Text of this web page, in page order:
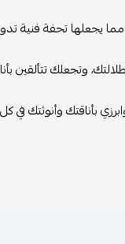
يجعلها تحفة فنية
وتجعلك تتألقين
بأناقتك وأنوثتك في